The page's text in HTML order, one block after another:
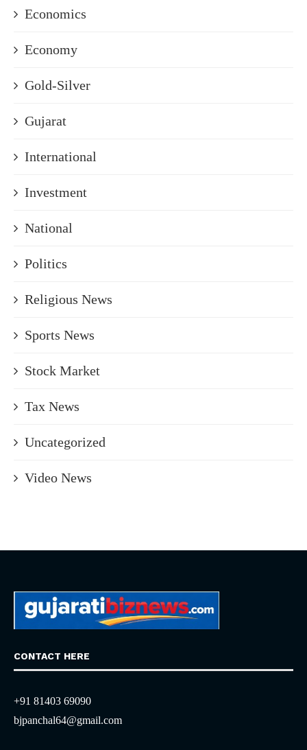
Economics
Economy
Gold-Silver
Gujarat
International
Investment
National
Politics
Religious News
Sports News
Stock Market
Tax News
Uncategorized
Video News
CONTACT HERE
+91 81403 69090
bjpanchal64@gmail.com